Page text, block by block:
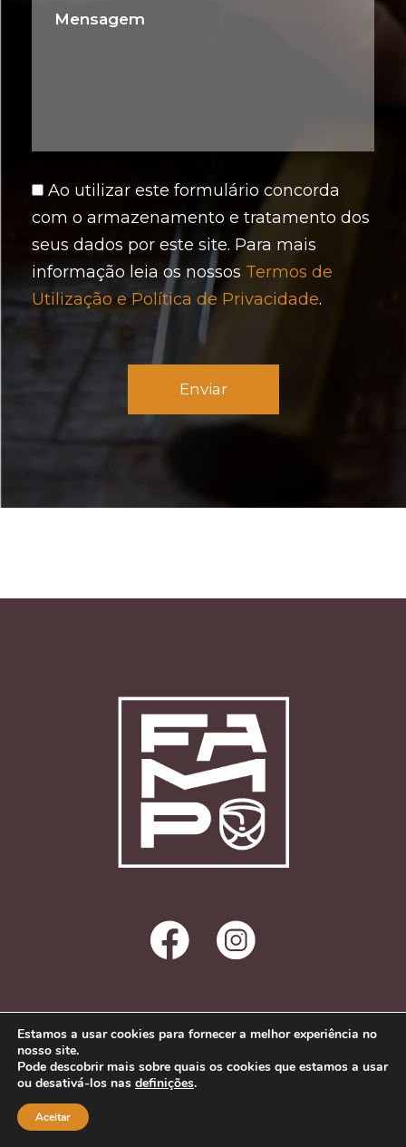
Ao utilizar este formulário concorda
com o armazenamento e tratamento dos
seus dados por este site. Para mais
informação leia os nossos Termos de
Utilização e Política de Privacidade.
Política de Privacidade
Contactos
© 2022 Festival de Artes em Madeira de
Estamos a usar cookies para fornecer a melhor experiência no
nosso site.
Pode descobrir mais sobre quais os cookies que estamos a usar
ou desativá-los nas definições.
Aceitar